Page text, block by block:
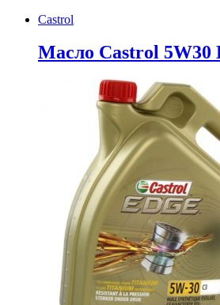
Castrol
Масло Castrol 5W30